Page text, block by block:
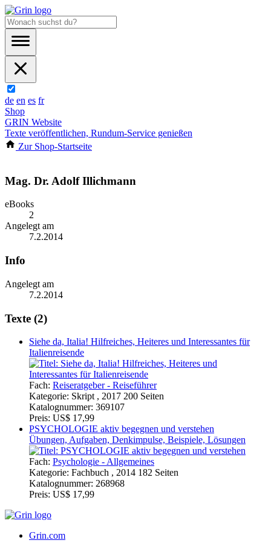
de en es fr
Shop
GRIN Website
Texte veröffentlichen, Rundum-Service genießen
Zur Shop-Startseite
Mag. Dr. Adolf Illichmann
eBooks
2
Angelegt am
7.2.2014
Info
Angelegt am
7.2.2014
Texte (2)
Siehe da, Italia! Hilfreiches, Heiteres und Interessantes für
Italienreisende
Fach:Reiseratgeber - Reiseführer
Kategorie:Skript , 2017 200 Seiten
Katalognummer: 369107
Preis:US$ 17,99
PSYCHOLOGIE aktiv begegnen und verstehen
Übungen, Aufgaben, Denkimpulse, Beispiele, Lösungen
Fach:Psychologie - Allgemeines
Kategorie:Fachbuch , 2014 182 Seiten
Katalognummer:268968
Preis:US$ 17,99
Versand